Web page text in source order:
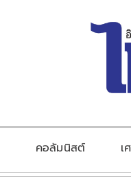
คอลัมนิสต์ เ